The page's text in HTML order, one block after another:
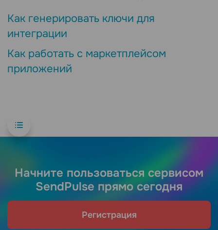
Как генерировать ключи для
интеграции
Как работать с маркетплейсом
приложений
Начните пользоваться сервисом
SendPulse прямо сегодня
Регистрация